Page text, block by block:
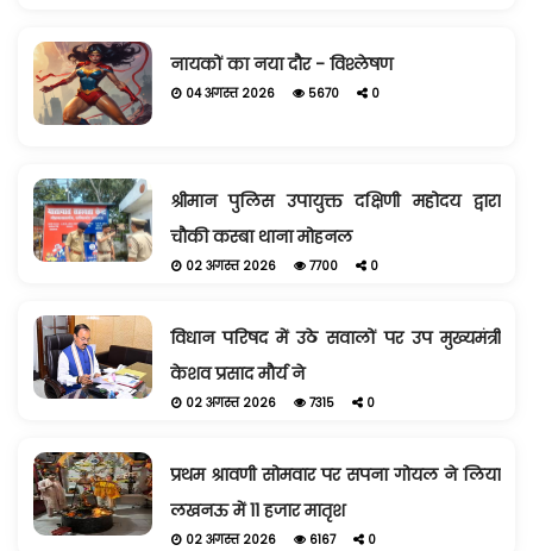
नायकों का नया दौर - विश्लेषण
04 अगस्त 2026 5670 0
श्रीमान पुलिस उपायुक्त दक्षिणी महोदय द्वारा
चौकी कस्बा थाना मोहनल
02 अगस्त 2026 7700 0
विधान परिषद में उठे सवालों पर उप मुख्यमंत्री
केशव प्रसाद मौर्य ने
02 अगस्त 2026 7315 0
प्रथम श्रावणी सोमवार पर सपना गोयल ने लिया
लखनऊ में 11 हजार मातृश
02 अगस्त 2026 6167 0